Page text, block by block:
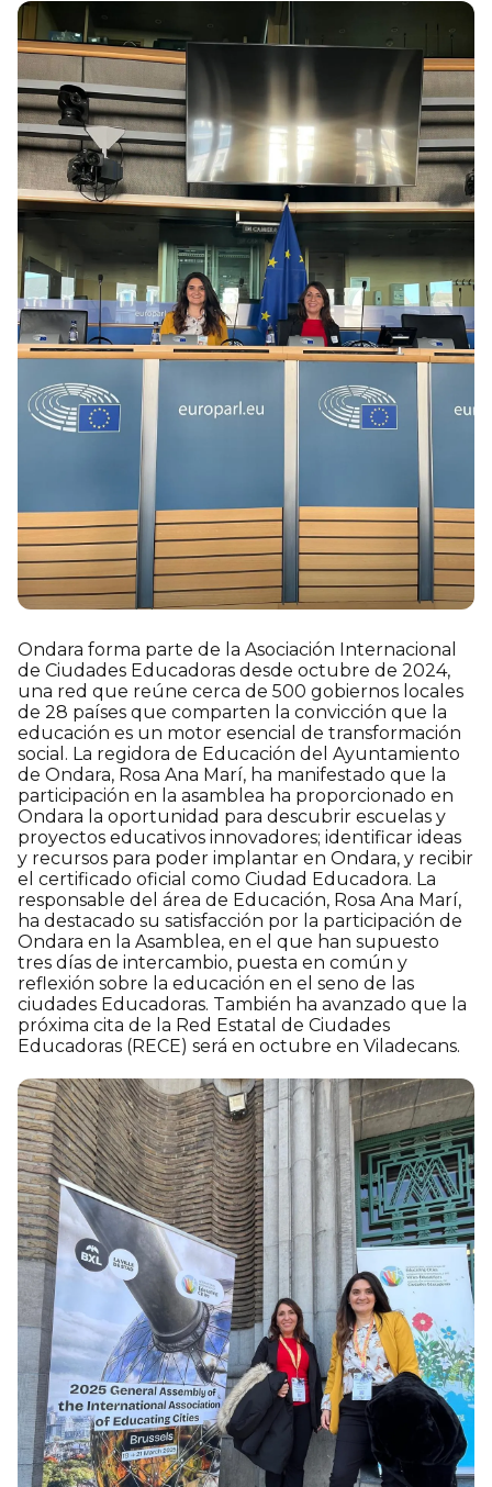
Ondara forma parte de la Asociación Internacional
de Ciudades Educadoras desde octubre de 2024,
una red que reúne cerca de 500 gobiernos locales
de 28 países que comparten la convicción que la
educación es un motor esencial de transformación
social. La regidora de Educación del Ayuntamiento
de Ondara, Rosa Ana Marí, ha manifestado que la
participación en la asamblea ha proporcionado en
Ondara la oportunidad para descubrir escuelas y
proyectos educativos innovadores; identificar ideas
y recursos para poder implantar en Ondara, y recibir
el certificado oficial como Ciudad Educadora. La
responsable del área de Educación, Rosa Ana Marí,
ha destacado su satisfacción por la participación de
Ondara en la Asamblea, en el que han supuesto
tres días de intercambio, puesta en común y
reflexión sobre la educación en el seno de las
ciudades Educadoras. También ha avanzado que la
próxima cita de la Red Estatal de Ciudades
Educadoras (RECE) será en octubre en Viladecans.